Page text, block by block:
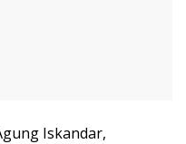
Iskandar,